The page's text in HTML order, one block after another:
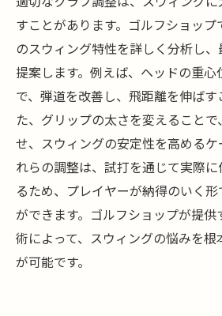
すことがあります。ゴルフショッ
のスウィング特性を詳しく分析し
提案します。例えば、ヘッドの重心
で、弾道を改善し、飛距離を伸ばす
た、グリップの太さを変えること
せ、スウィングの安定性を高めるケ
れらの調整は、試打を通じて実際
るため、プレイヤーが納得のいく
ができます。ゴルフショップが提
術によって、スウィングの悩みを根
が可能です。